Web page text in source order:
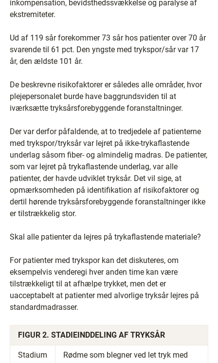
inkompensation, bevidsthedssvækkelse og paralyse af
ekstremiteter.
Ud af 119 sår forekommer 73 sår hos patienter over 70 år
svarende til 61 pct. Den yngste med trykspor/sår var 17
år, den ældste 101 år.
De beskrevne risikofaktorer er således alle områder, hvor
plejepersonalet burde have baggrundsviden til at
iværksætte tryksårsforebyggende foranstaltninger.
Der var derfor påfaldende, at to tredjedele af patienterne
med trykspor/tryksår var lejret på ikke-trykaflastende
underlag såsom fiber- og almindelig madras. De patienter,
som var lejret på trykaflastende underlag, var alle
patienter, der havde udviklet tryksår. Det vil sige, at
opmærksomheden på identifikation af risikofaktorer og
dertil hørende tryksårsforebyggende foranstaltninger ikke
er tilstrækkelig stor.
Skal alle patienter da lejres på trykaflastende materiale?
For patienter med trykspor kan det diskuteres, om
eksempelvis venderegi hver anden time kan være
tilstrækkeligt til at afhælpe trykket, men det er
uacceptabelt at patienter med alvorlige tryksår lejres på
standardmadrasser.
FIGUR 2. STADIEINDDELING AF TRYKSÅR
Stadium
Rødme som blegner ved let tryk med